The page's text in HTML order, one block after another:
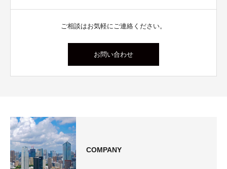
ご相談はお気軽にご連絡ください。
お問い合わせ
COMPANY